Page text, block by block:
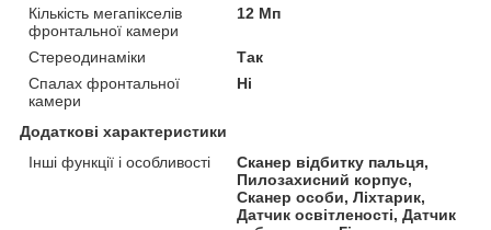
Кількість мегапікселів
фронтальної камери
12 Мп
Стереодинаміки
Так
Спалах фронтальної
камери
Ні
Додаткові характеристики
Інші функції і особливості
Сканер відбитку пальця,
Пилозахисний корпус,
Сканер особи, Ліхтарик,
Датчик освітленості, Датчик